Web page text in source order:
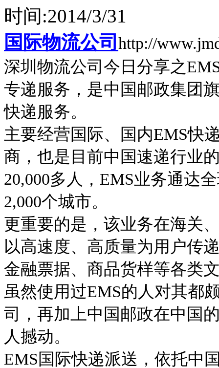
时间:2014/3/31
国际物流公司 http://
深圳物流公司今日分享之
专递服务，是中国邮政集团
快递服务。
主要经营国际、国内EMS快
商，也是目前中国速递行业
20,000多人， EMS业务通达
2,000个城市。
更重要的是，该业务在海关
以高速度、高质量为用户传
金融票据、商品货样等各类
虽然使用过EMS的人对其都
司，再加上中国邮政在中国
人撼动。
EMS国际快递派送 ， 依托中